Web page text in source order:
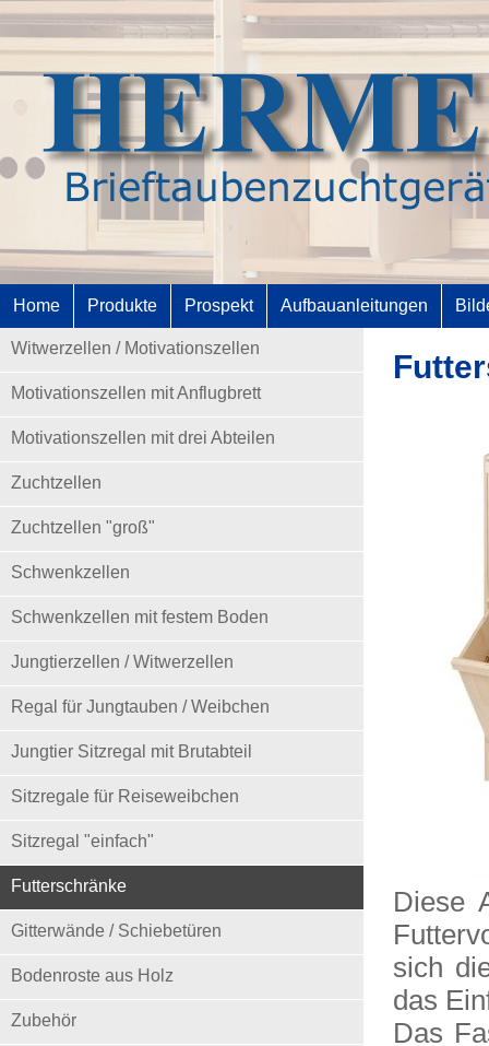
Home Produkte Prospekt Aufbauanleitungen
Diese
sich
das
Das
Witwerzellen / Motivationszellen
Motivationszellen mit Anflugbrett
Motivationszellen mit drei Abteilen
Zuchtzellen
Zuchtzellen "groß"
Schwenkzellen
Schwenkzellen mit festem Boden
Jungtierzellen / Witwerzellen
Regal für Jungtauben / Weibchen
Jungtier Sitzregal mit Brutabteil
Sitzregale für Reiseweibchen
Sitzregal "einfach"
Futterschränke
Gitterwände / Schiebetüren
Bodenroste aus Holz
Zubehör